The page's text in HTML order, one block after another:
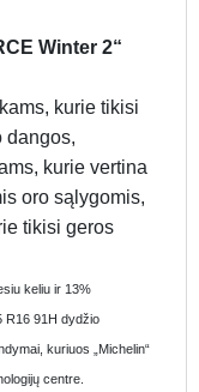
Winter 2“
kurie tikisi
dangos,
kurie vertina
oro sąlygomis,
tikisi geros
keliu ir 13%
R16 91H dydžio
kuriuos „Michelin“
centre.